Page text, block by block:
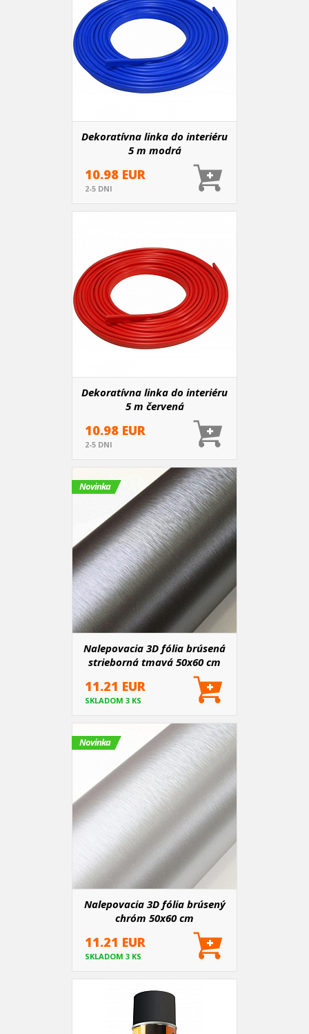
Dekoratívna linka do interiéru
5 m modrá
10.98 EUR
2-5 DNI
Dekoratívna linka do interiéru
5 m červená
10.98 EUR
2-5 DNI
Novinka
Nalepovacia 3D fólia brúsená
strieborná tmavá 50x60 cm
11.21 EUR
SKLADOM 3 KS
Novinka
Nalepovacia 3D fólia brúsený
chróm 50x60 cm
11.21 EUR
SKLADOM 3 KS